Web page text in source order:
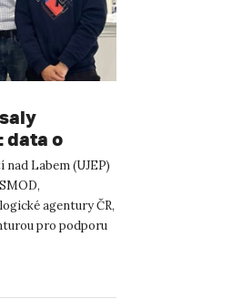
data o
Labem (UJEP)
agentury ČR,
pro podporu